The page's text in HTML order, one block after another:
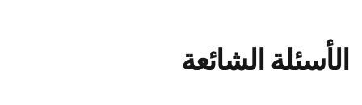
الأسئلة الشائعة